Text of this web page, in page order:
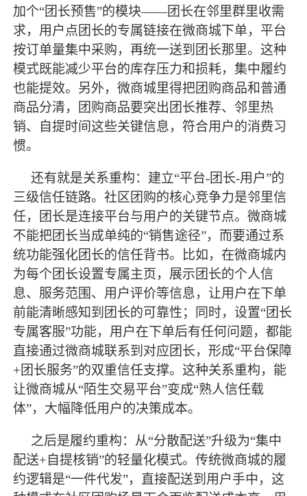
加个“团长预售”的模块——团长在邻里群里收需
求，用户点团长的专属链接在微商城下单，平台
按订单量集中采购，再统一送到团长那里。这种
模式既能减少平台的库存压力和损耗，集中履约
也能提效。另外，微商城里得把团购商品和普通
商品分清，团购商品要突出团长推荐、邻里热
销、自提时间这些关键信息，符合用户的消费习
惯。
还有就是关系重构：建立“平台-团长-用户”的
三级信任链路。社区团购的核心竞争力是邻里信
任，团长是连接平台与用户的关键节点。微商城
不能把团长当成单纯的“销售途径”，而要通过系
统功能强化团长的信任背书。比如，在微商城内
为每个团长设置专属主页，展示团长的个人信
息、服务范围、用户评价等信息，让用户在下单
前能清晰感知到团长的可靠性；同时，设置“团长
专属客服”功能，用户在下单后有任何问题，都能
直接通过微商城联系到对应团长，形成“平台保障
+团长服务”的双重信任支撑。这种关系重构，能
让微商城从“陌生交易平台”变成“熟人信任载
体”，大幅降低用户的决策成本。
之后是履约重构：从“分散配送”升级为“集中
配送+自提核销”的轻量化模式。传统微商城的履
约逻辑是“一件代发”，直接配送到用户手中，这